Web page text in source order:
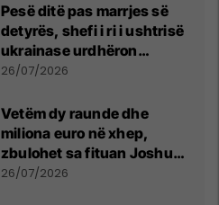
Pesë ditë pas marrjes së
detyrës, shefi i ri i ushtrisë
ukrainase urdhëron
kontroll të madh
26/07/2026
Vetëm dy raunde dhe
miliona euro në xhep,
zbulohet sa fituan Joshua
e Prenga
26/07/2026